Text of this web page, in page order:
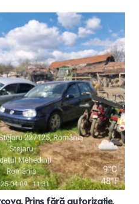
Prins fără autorizație,